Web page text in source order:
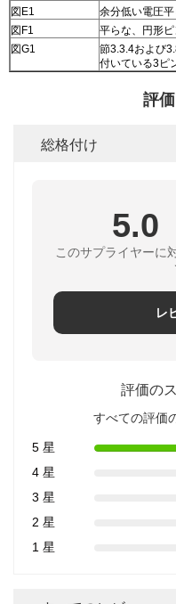
図E1
余分低い電圧
図F1
平らな、円形
図G1
節3.3.4および
付いている3ピ
評
総格付け
5.0
このサプライヤーに
レ
評価の
すべての評価
5 星
4 星
3 星
2 星
1 星